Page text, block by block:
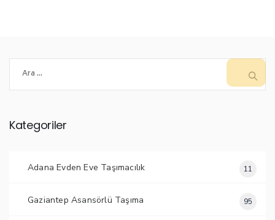
Kategoriler
Adana Evden Eve Taşımacılık 11
Gaziantep Asansörlü Taşıma 95